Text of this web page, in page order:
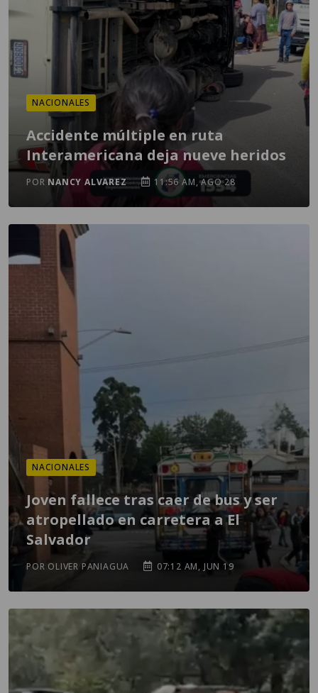
NACIONALES
Accidente múltiple en ruta
Interamericana deja nueve heridos
POR NANCY ALVAREZ 11:56 AM, AGO 28
NACIONALES
Joven fallece tras caer de bus y ser
atropellado en carretera a El
Salvador
POR OLIVER PANIAGUA 07:12 AM, JUN 19